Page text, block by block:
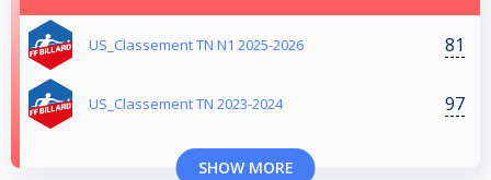
US_Classement TN N1 2025-2026 81
US_Classement TN 2023-2024 97
SHOW MORE